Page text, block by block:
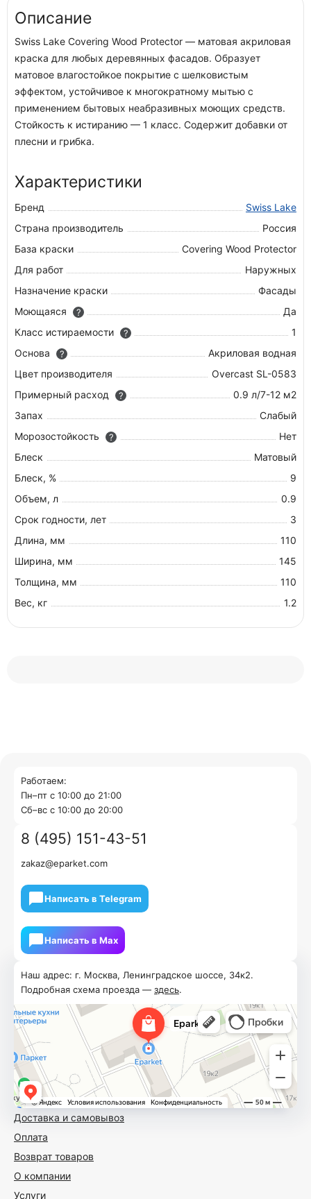
Описание
Swiss Lake Covering Wood Protector — матовая акриловая
краска для любых деревянных фасадов. Образует
матовое влагостойкое покрытие с шелковистым
эффектом, устойчивое к многократному мытью с
применением бытовых неабразивных моющих средств.
Стойкость к истиранию — 1 класс. Содержит добавки от
плесни и грибка.
Характеристики
Бренд
Swiss Lake
Страна производитель
Россия
База краски
Covering Wood Protector
Для работ
Наружных
Назначение краски
Фасады
Моющаяся
?
Да
Класс истираемости
?
1
Основа
?
Акриловая водная
Цвет производителя
Overcast SL-0583
Примерный расход
?
0.9 л/7-12 м2
Запах
Слабый
Морозостойкость
?
Нет
Блеск
Матовый
Блеск, %
9
Объем, л
0.9
Срок годности, лет
3
Длина, мм
110
Ширина, мм
145
Толщина, мм
110
Вес, кг
1.2
Доставка и самовывоз
Оплата
Возврат товаров
О компании
Услуги
Наш адрес: г. Москва, Ленинградское шоссе, 34к2.
Подробная схема проезда — здесь.
Работаем:
Пн–пт с 10:00 до 21:00
Cб–вс с 10:00 до 20:00
8 (495) 151-43-51
zakaz@eparket.com
Написать в Telegram
Написать в Мах